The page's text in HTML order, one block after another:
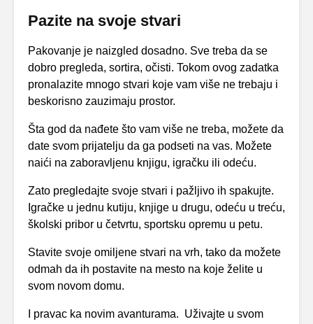
Pazite na svoje stvari
Pakovanje je naizgled dosadno. Sve treba da se
dobro pregleda, sortira, očisti. Tokom ovog zadatka
pronalazite mnogo stvari koje vam više ne trebaju i
beskorisno zauzimaju prostor.
Šta god da nađete što vam više ne treba, možete da
date svom prijatelju da ga podseti na vas. Možete
naići na zaboravljenu knjigu, igračku ili odeću.
Zato pregledajte svoje stvari i pažljivo ih spakujte.
Igračke u jednu kutiju, knjige u drugu, odeću u treću,
školski pribor u četvrtu, sportsku opremu u petu.
Stavite svoje omiljene stvari na vrh, tako da možete
odmah da ih postavite na mesto na koje želite u
svom novom domu.
I pravac ka novim avanturama. Uživajte u svom